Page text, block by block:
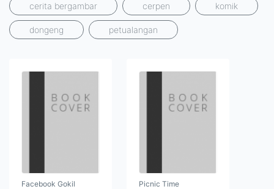
cerita bergambar cerpen komik
dongeng petualangan
Facebook Gokil Picnic Time